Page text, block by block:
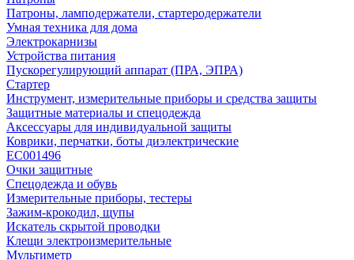
Патроны, ламподержатели, стартеродержатели
Умная техника для дома
Электрокарнизы
Устройства питания
Пускорегулирующий аппарат (ПРА, ЭПРА)
Стартер
Инструмент, измерительные приборы и средства защиты
Защитные материалы и спецодежда
Аксессуары для индивидуальной защиты
Коврики, перчатки, боты диэлектрические
EC001496
Очки защитные
Спецодежда и обувь
Измерительные приборы, тестеры
Зажим-крокодил, щупы
Искатель скрытой проводки
Клещи электроизмерительные
Мультиметр